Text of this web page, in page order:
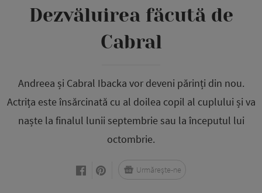
Dezvăluirea făcută de
Cabral
Andreea și Cabral Ibacka vor deveni părinți din nou.
Actrița este însărcinată cu al doilea copil al cuplului și va
naște la finalul lunii septembrie sau la începutul lui
octombrie.
Urmărește-ne